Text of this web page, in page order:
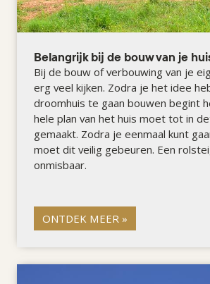
Belangrijk bij de bouw van je
Bij de bouw of verbouwing van je
erg veel kijken. Zodra je het idee
droomhuis te gaan bouwen begint
hele plan van het huis moet tot in
gemaakt. Zodra je eenmaal kunt
moet dit veilig gebeuren. Een
onmisbaar.
ONTDEK MEER »